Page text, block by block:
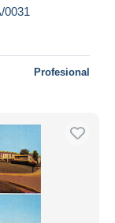
0031
Profesional